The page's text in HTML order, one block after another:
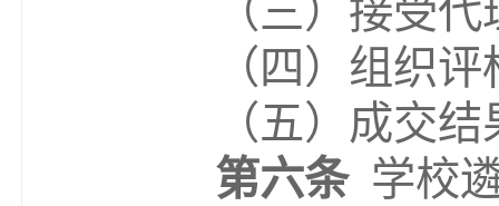
（三）接受
（四）组织评
（五） 成交结
第六条 学校